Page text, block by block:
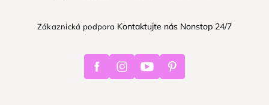
Zákaznická podpora Kontaktujte nás Nonstop 24/7
FacebookInstagramYoutube Pinterest